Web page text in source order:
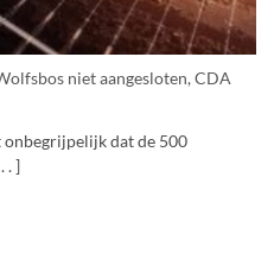
niet aangesloten, CDA
dat de 500
. ]